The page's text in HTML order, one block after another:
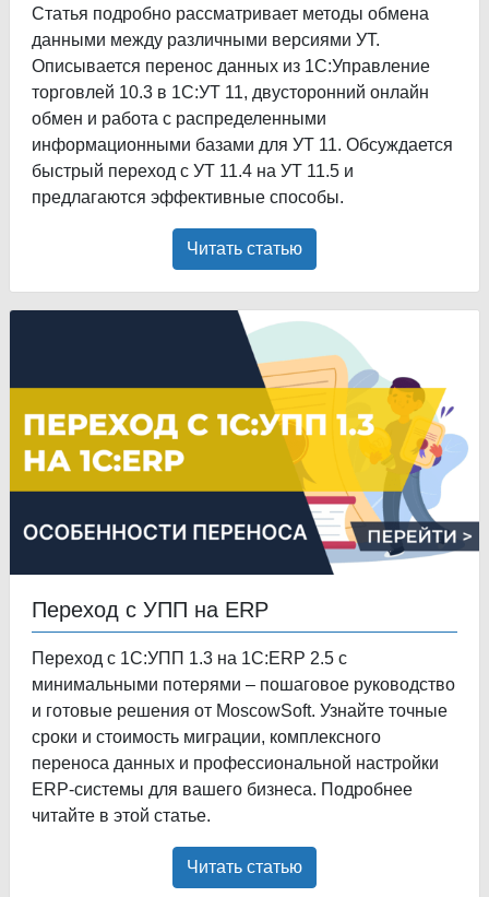
Статья подробно рассматривает методы обмена
данными между различными версиями УТ.
Описывается перенос данных из 1С:Управление
торговлей 10.3 в 1С:УТ 11, двусторонний онлайн
обмен и работа с распределенными
информационными базами для УТ 11. Обсуждается
быстрый переход с УТ 11.4 на УТ 11.5 и
предлагаются эффективные способы.
Читать статью
Переход с УПП на ERP
Переход с 1С:УПП 1.3 на 1С:ERP 2.5 с
минимальными потерями – пошаговое руководство
и готовые решения от MoscowSoft. Узнайте точные
сроки и стоимость миграции, комплексного
переноса данных и профессиональной настройки
ERP-системы для вашего бизнеса. Подробнее
читайте в этой статье.
Читать статью